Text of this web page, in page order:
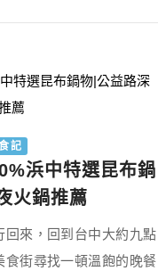
記
浜中特選昆布鍋
火鍋推薦
來，回到台中大約九點
食街尋找一頓溫飽的晚餐